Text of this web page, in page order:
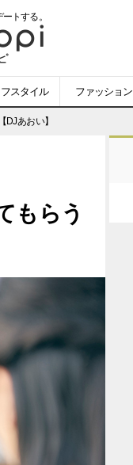
トする。
スタイル ファッション
あおい】
もらう